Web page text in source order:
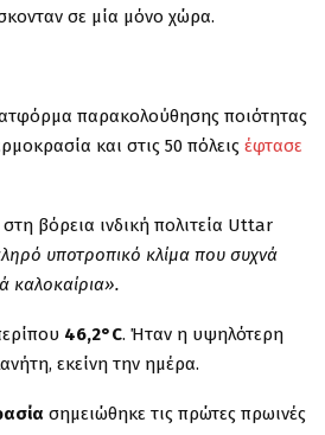
σε μία μόνο χώρα.
παρακολούθησης ποιότητας
και στις 50 πόλεις έφτασε
βόρεια ινδική πολιτεία Uttar
υποτροπικό κλίμα που συχνά
καλοκαίρια».
46,2°C. Ήταν η υψηλότερη
εκείνη την ημέρα.
σημειώθηκε τις πρώτες πρωινές